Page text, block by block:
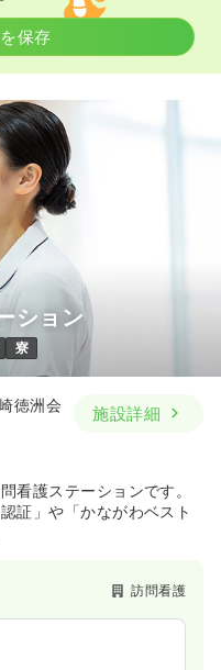
一般病院
一時募集休止
ルあり
上可
詳細を見る
一時募集休止
未経験可
保存
ション
寮
徳洲会
施設詳細
看護ステーションです。
証」や「かながわベスト
訪問看護